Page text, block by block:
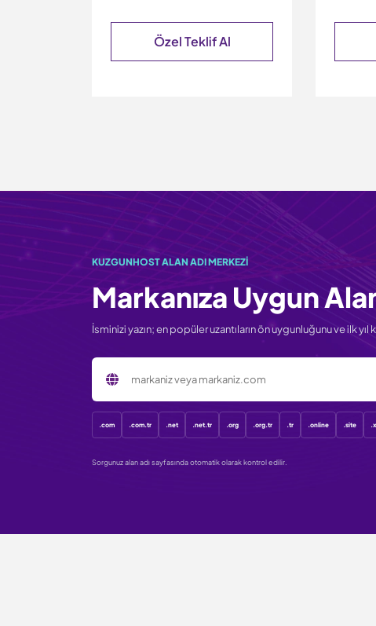
Özel Teklif Al
KUZGUNHOST ALAN ADI MERKEZI
Markanıza Uygun
İsminizi yazın; en popüler uzantıların ön uygunluğunu ve ilk yıl
Sorgulanacak alan adı
.com .com.tr .net .net.tr .org .org.tr .tr .online .site
Sorgunuz alan adı sayfasında otomatik olarak kontrol edilir.